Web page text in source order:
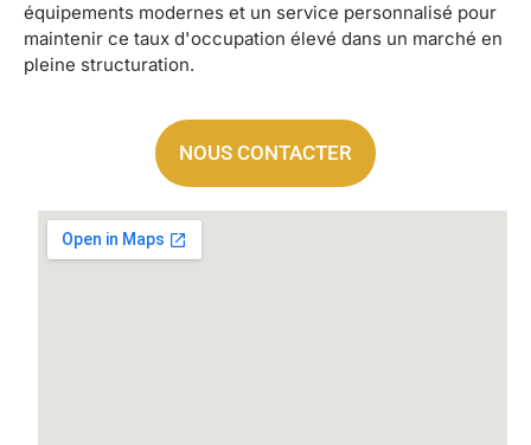
équipements modernes et un service personnalisé pour
maintenir ce taux d'occupation élevé dans un marché en
pleine structuration.
NOUS CONTACTER